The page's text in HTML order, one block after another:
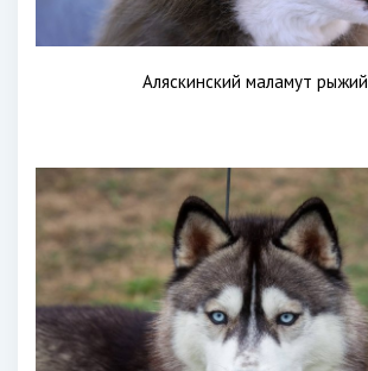
Аляскинский маламут рыжий